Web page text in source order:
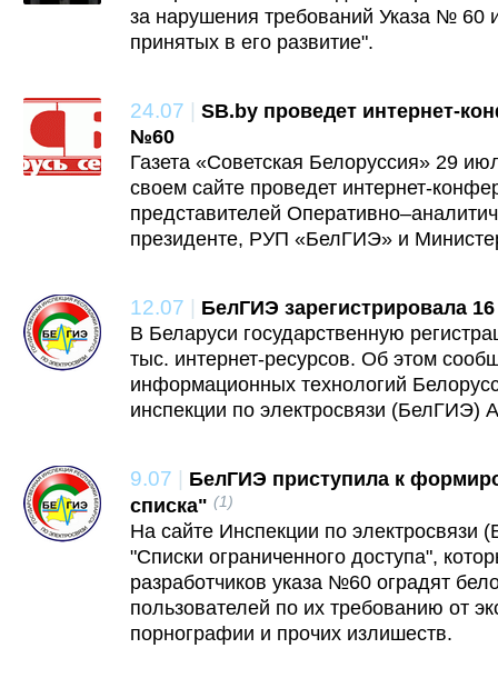
за нарушения требований Указа № 60
принятых в его развитие".
24.07 | SB.by проведет интернет-
№60
Газета «Советская Белоруссия» 29
своем сайте проведет интернет-
представителей
президенте, РУП «БелГИЭ» и
12.07 | БелГИЭ зарегистрировала
В Беларуси государственную
тыс. интернет-ресурсов. Об этом
информационных технологий
инспекции по электросвязи (БелГИЭ)
9.07 | БелГИЭ приступила к
списка" (1)
На сайте Инспекции по электросвязи
"Списки ограниченного доступа",
разработчиков указа №60 оградят
пользователей по их требованию от
порнографии и прочих излишеств.